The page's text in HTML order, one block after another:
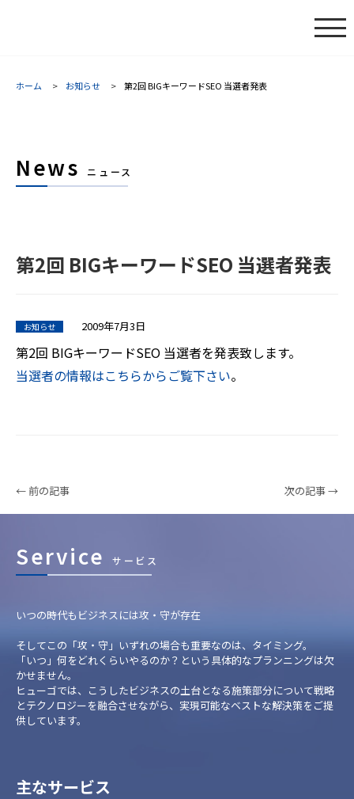
ホーム お知らせ 第2回 BIGキーワードSEO 当選者発表
News ニュース
第2回 BIGキーワードSEO 当選者発表
お知らせ 2009年7月3日
第2回 BIGキーワードSEO 当選者を発表致します。
当選者の情報はこちらからご覧下さい。
← 前の記事 次の記事 →
Service サービス
いつの時代もビジネスには攻・守が存在
そしてこの「攻・守」いずれの場合も重要なのは、タイミング。
「いつ」何をどれくらいやるのか？という具体的なプランニングは欠
かせません。
ヒューゴでは、こうしたビジネスの土台となる施策部分について戦略
とテクノロジーを融合させながら、実現可能なベストな解決策をご提
供しています。
主なサービス